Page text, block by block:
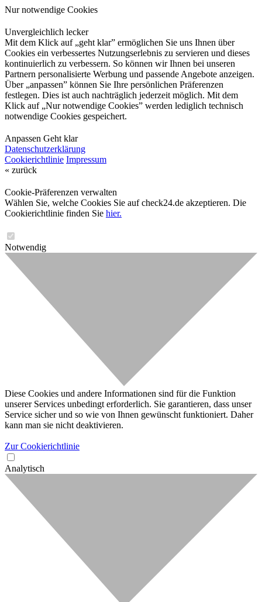
Nur notwendige Cookies
Unvergleichlich lecker
Mit dem Klick auf „geht klar” ermöglichen Sie uns Ihnen über
Cookies ein verbessertes Nutzungserlebnis zu servieren und dieses
kontinuierlich zu verbessern. So können wir Ihnen bei unseren
Partnern personalisierte Werbung und passende Angebote anzeigen.
Über „anpassen” können Sie Ihre persönlichen Präferenzen
festlegen. Dies ist auch nachträglich jederzeit möglich. Mit dem
Klick auf „Nur notwendige Cookies” werden lediglich technisch
notwendige Cookies gespeichert.
Anpassen Geht klar
Datenschutzerklärung
Cookierichtlinie Impressum
« zurück
Cookie-Präferenzen verwalten
Wählen Sie, welche Cookies Sie auf check24.de akzeptieren. Die
Cookierichtlinie finden Sie hier.
Notwendig
Diese Cookies und andere Informationen sind für die Funktion
unserer Services unbedingt erforderlich. Sie garantieren, dass unser
Service sicher und so wie von Ihnen gewünscht funktioniert. Daher
kann man sie nicht deaktivieren.
Zur Cookierichtlinie
Analytisch